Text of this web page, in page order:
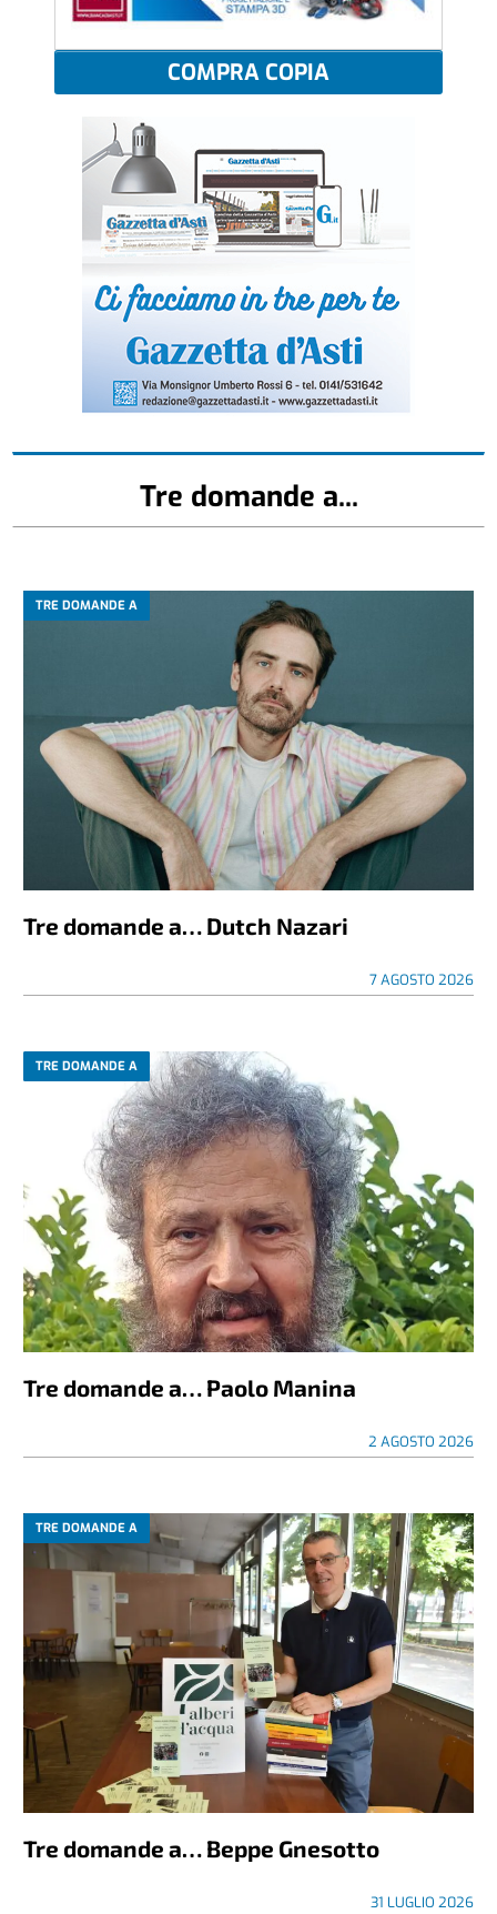
COMPRA COPIA
Tre domande a...
TRE DOMANDE A
Tre domande a… Dutch Nazari
7 AGOSTO 2026
TRE DOMANDE A
Tre domande a… Paolo Manina
2 AGOSTO 2026
TRE DOMANDE A
Tre domande a… Beppe Gnesotto
31 LUGLIO 2026